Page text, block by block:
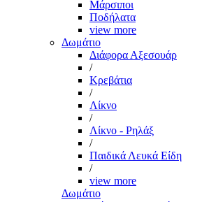
Μάρσιποι
Ποδήλατα
view more
Δωμάτιο
Διάφορα Αξεσουάρ
/
Κρεβάτια
/
Λίκνο
/
Λίκνο - Ρηλάξ
/
Παιδικά Λευκά Είδη
/
view more
Δωμάτιο